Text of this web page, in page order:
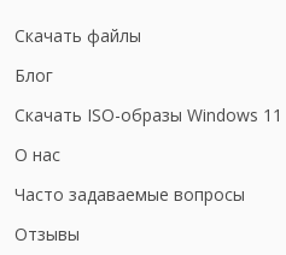
Скачать файлы
Блог
Скачать ISO-образы Windows
О нас
Часто задаваемые вопросы
Отзывы